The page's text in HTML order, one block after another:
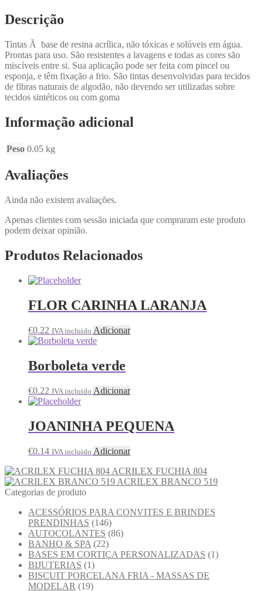
Descrição
Tintas Ã base de resina acrílica, não tóxicas e solúveis em água.
Prontas para uso. São resistentes a lavagens e todas as cores são
miscíveis entre si. Sua aplicação pode ser feita com pincel ou
esponja, e têm fixação a frio. São tintas desenvolvidas para tecidos
de fibras naturais de algodão, não devendo ser utilizadas sobre
tecidos sintéticos ou com goma
Informação adicional
Peso 0.05 kg
Avaliações
Ainda não existem avaliações.
Apenas clientes com sessão iniciada que compraram este produto
podem deixar opinião.
Produtos Relacionados
FLOR CARINHA LARANJA
€0.22 IVA incluido Adicionar
Borboleta verde
€0.22 IVA incluido Adicionar
JOANINHA PEQUENA
€0.14 IVA incluido Adicionar
ACRILEX FUCHIA 804
ACRILEX BRANCO 519
Categorias de produto
ACESSÓRIOS PARA CONVITES E BRINDES
PRENDINHAS (146)
AUTOCOLANTES (86)
BANHO & SPA (22)
BASES EM CORTIÇA PERSONALIZADAS (1)
BIJUTERIAS (1)
BISCUIT PORCELANA FRIA - MASSAS DE
MODELAR (19)